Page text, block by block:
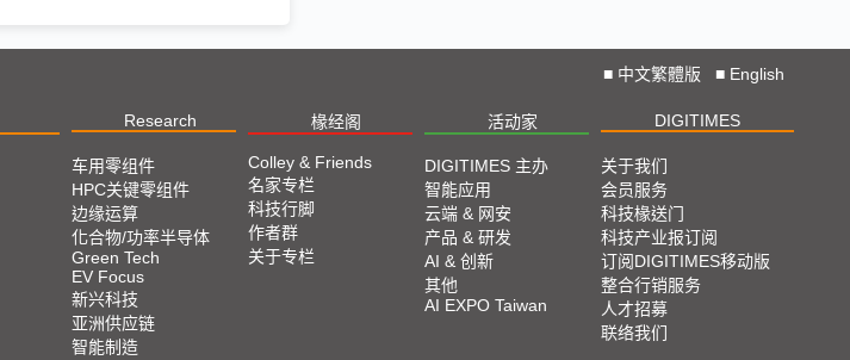
■ 中文繁體版 ■ English
Research 椽经阁 活动家 DIGITIMES
车用零组件
HPC关键零组件
边缘运算
化合物/功率半导体
Green Tech
EV Focus
新兴科技
亚洲供应链
智能制造
Colley & Friends
名家专栏
科技行脚
作者群
关于专栏
DIGITIMES 主办
智能应用
云端 & 网安
产品 & 研发
AI & 创新
其他
AI EXPO Taiwan
关于我们
会员服务
科技椽送门
科技产业报订阅
订阅DIGITIMES移动版
整合行销服务
人才招募
联络我们